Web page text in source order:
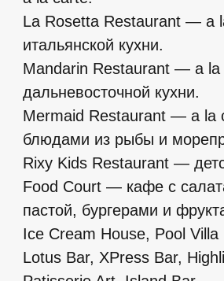
с нами и мы обязательно поможем вам
и предоставим более подробную
информацию!
+7
Нажимая на кнопку вы даёте своё согласие на
политикой конфиденциальности